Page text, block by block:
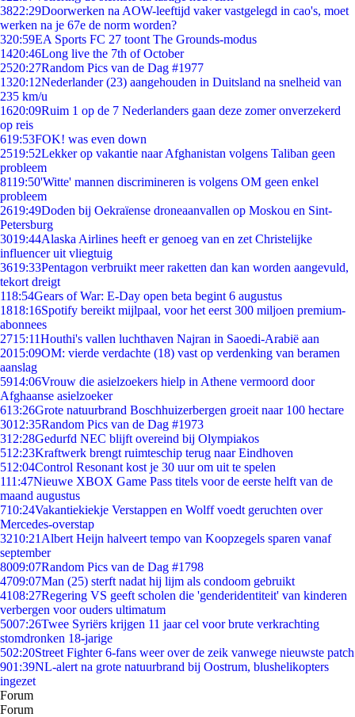
3822:29Doorwerken na AOW-leeftijd vaker vastgelegd in cao's, moet
werken na je 67e de norm worden?
320:59EA Sports FC 27 toont The Grounds-modus
1420:46Long live the 7th of October
2520:27Random Pics van de Dag #1977
1320:12Nederlander (23) aangehouden in Duitsland na snelheid van
235 km/u
1620:09Ruim 1 op de 7 Nederlanders gaan deze zomer onverzekerd
op reis
619:53FOK! was even down
2519:52Lekker op vakantie naar Afghanistan volgens Taliban geen
probleem
8119:50'Witte' mannen discrimineren is volgens OM geen enkel
probleem
2619:49Doden bij Oekraïense droneaanvallen op Moskou en Sint-
Petersburg
3019:44Alaska Airlines heeft er genoeg van en zet Christelijke
influencer uit vliegtuig
3619:33Pentagon verbruikt meer raketten dan kan worden aangevuld,
tekort dreigt
118:54Gears of War: E-Day open beta begint 6 augustus
1818:16Spotify bereikt mijlpaal, voor het eerst 300 miljoen premium-
abonnees
2715:11Houthi's vallen luchthaven Najran in Saoedi-Arabië aan
2015:09OM: vierde verdachte (18) vast op verdenking van beramen
aanslag
5914:06Vrouw die asielzoekers hielp in Athene vermoord door
Afghaanse asielzoeker
613:26Grote natuurbrand Boschhuizerbergen groeit naar 100 hectare
3012:35Random Pics van de Dag #1973
312:28Gedurfd NEC blijft overeind bij Olympiakos
512:23Kraftwerk brengt ruimteschip terug naar Eindhoven
512:04Control Resonant kost je 30 uur om uit te spelen
111:47Nieuwe XBOX Game Pass titels voor de eerste helft van de
maand augustus
710:24Vakantiekiekje Verstappen en Wolff voedt geruchten over
Mercedes-overstap
3210:21 Albert Heijn halveert tempo van Koopzegels sparen vanaf
september
8009:07Random Pics van de Dag #1798
4709:07Man (25) sterft nadat hij lijm als condoom gebruikt
4108:27Regering VS geeft scholen die 'genderidentiteit' van kinderen
verbergen voor ouders ultimatum
5007:26Twee Syriërs krijgen 11 jaar cel voor brute verkrachting
stomdronken 18-jarige
502:20Street Fighter 6-fans weer over de zeik vanwege nieuwste patch
901:39NL-alert na grote natuurbrand bij Oostrum, blushelikopters
ingezet
Forum
Forum